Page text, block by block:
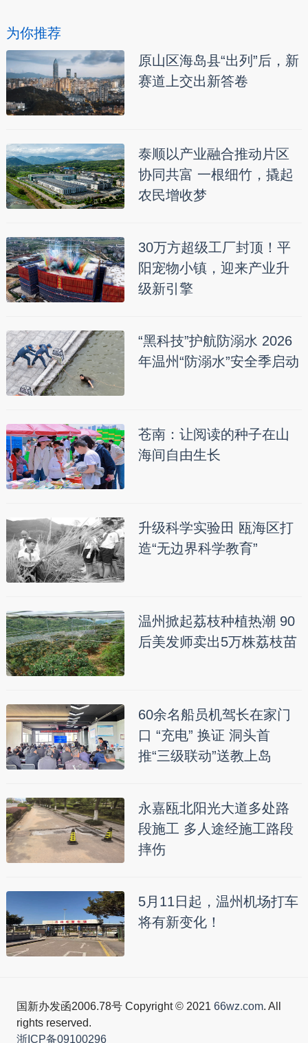
为你推荐
原山区海岛县“出列”后，新
赛道上交出新答卷
泰顺以产业融合推动片区
协同共富 一根细竹，撬起
农民增收梦
30万方超级工厂封顶！平
阳宠物小镇，迎来产业升
级新引擎
“黑科技”护航防溺水 2026
年温州“防溺水”安全季启动
苍南：让阅读的种子在山
海间自由生长
升级科学实验田 瓯海区打
造“无边界科学教育”
温州掀起荔枝种植热潮 90
后美发师卖出5万株荔枝苗
60余名船员机驾长在家门
口 “充电” 换证 洞头首
推“三级联动”送教上岛
永嘉瓯北阳光大道多处路
段施工 多人途经施工路段
摔伤
5月11日起，温州机场打车
将有新变化！
国新办发函2006.78号 Copyright © 2021 66wz.com. All
rights reserved.
浙ICP备09100296